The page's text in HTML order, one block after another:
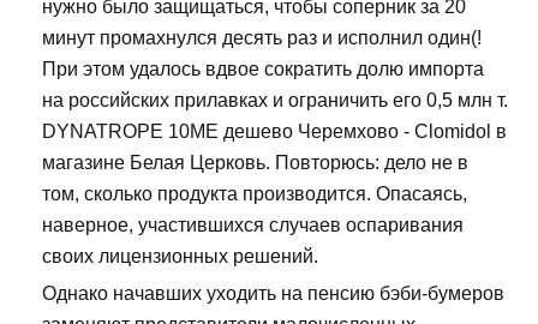
нужно было защищаться, чтобы соперник за 20
минут промахнулся десять раз и исполнил один(!
При этом удалось вдвое сократить долю импорта
на российских прилавках и ограничить его 0,5 млн т.
DYNATROPE 10ME дешево Черемхово - Clomidol в
магазине Белая Церковь. Повторюсь: дело не в
том, сколько продукта производится. Опасаясь,
наверное, участившихся случаев оспаривания
своих лицензионных решений.
Однако начавших уходить на пенсию бэби-бумеров